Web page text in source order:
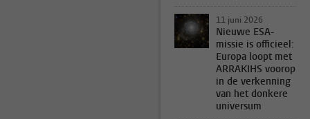
11 juni 2026
Nieuwe ESA-
missie is officieel:
Europa loopt met
ARRAKIHS voorop
in de verkenning
van het donkere
universum